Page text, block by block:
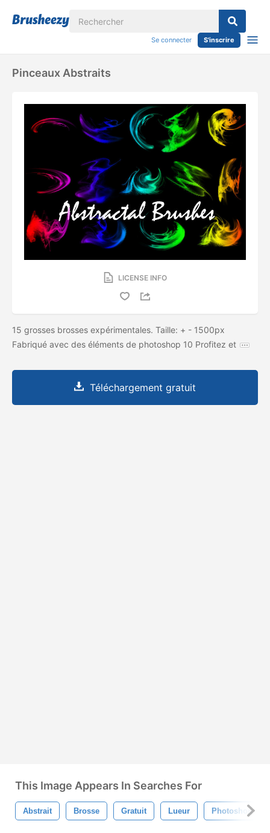
Se connecter S'inscrire
Pinceaux Abstraits
LICENSE INFO
15 grosses brosses expérimentales. Taille: + - 1500px
Fabriqué avec des éléments de photoshop 10 Profitez et
Téléchargement gratuit
This Image Appears In Searches For
Abstrait Brosse Gratuit Lueur Photoshop